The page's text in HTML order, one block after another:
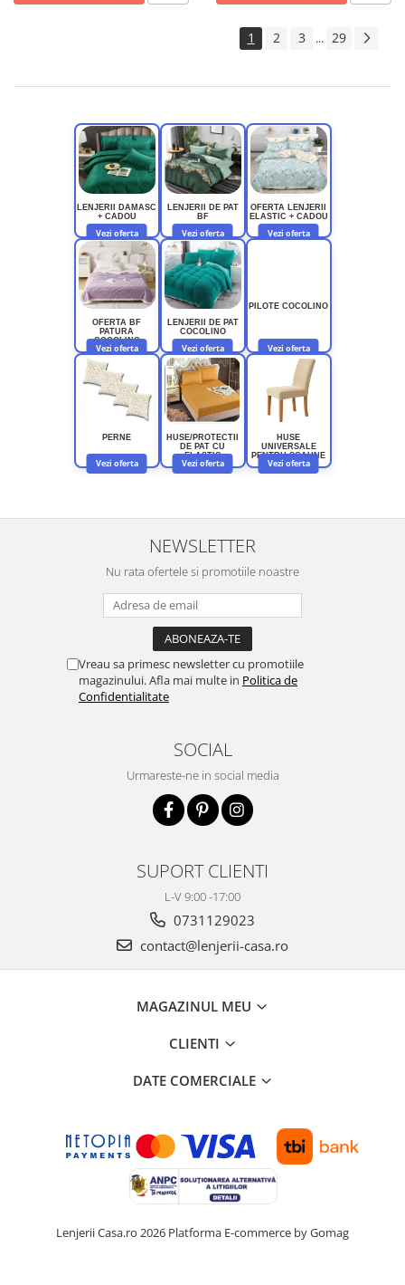
1 2 3 ... 29
LENJERII DAMASC
+ CADOU
Vezi oferta
LENJERII DE PAT
BF
Vezi oferta
OFERTA LENJERII
ELASTIC + CADOU
Vezi oferta
OFERTA BF
PATURA
COCOLINO
Vezi oferta
LENJERII DE PAT
COCOLINO
Vezi oferta
PILOTE COCOLINO
Vezi oferta
PERNE
Vezi oferta
HUSE/PROTECTII
DE PAT CU
ELASTIC
Vezi oferta
HUSE
UNIVERSALE
PENTRU SCAUNE
Vezi oferta
NEWSLETTER
Nu rata ofertele si promotiile noastre
Vreau sa primesc newsletter cu promotiile
magazinului. Afla mai multe in Politica de
Confidentialitate
SOCIAL
Urmareste-ne in social media
SUPORT CLIENTI
L-V 9:00 -17:00
0731129023
contact@lenjerii-casa.ro
MAGAZINUL MEU
CLIENTI
DATE COMERCIALE
Lenjerii Casa.ro 2026 Platforma E-commerce by Gomag